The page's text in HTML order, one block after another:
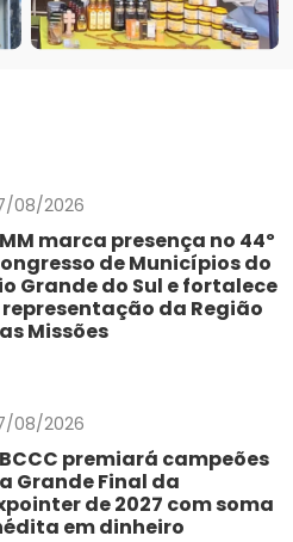
08/2026
marca presença no 44º
de Municípios do
Grande do Sul e fortalece
da Região
Missões
08/2026
premiará campeões
Grande Final da
de 2027 com soma
em dinheiro